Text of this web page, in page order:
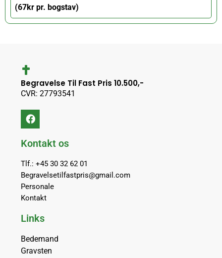
(67kr pr. bogstav)
Begravelse Til Fast Pris 10.500,-
CVR: 27793541
Kontakt os
Tlf.: +45 30 32 62 01
Begravelsetilfastpris@gmail.com
Personale
Kontakt
Links
Bedemand
Gravsten